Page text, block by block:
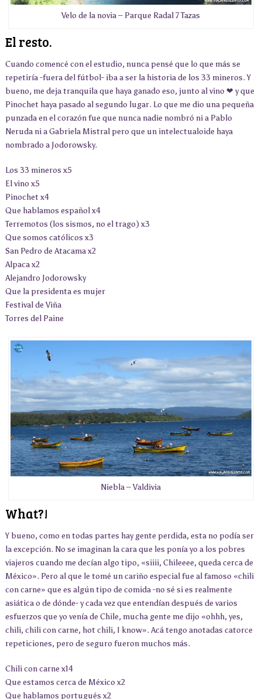
Velo de la novia – Parque Radal 7 Tazas
El resto.
Cuando comencé con el estudio, nunca pensé que lo que más se
repetiría -fuera del fútbol- iba a ser la historia de los 33 mineros. Y
bueno, me deja tranquila que haya ganado eso, junto al vino ❤ y que
Pinochet haya pasado al segundo lugar. Lo que me dio una pequeña
punzada en el corazón fue que nunca nadie nombró ni a Pablo
Neruda ni a Gabriela Mistral pero que un intelectualoide haya
nombrado a Jodorowsky.
Los 33 mineros x5
El vino x5
Pinochet x4
Que hablamos español x4
Terremotos (los sismos, no el trago) x3
Que somos católicos x3
San Pedro de Atacama x2
Alpaca x2
Alejandro Jodorowsky
Que la presidenta es mujer
Festival de Viña
Torres del Paine
Niebla – Valdivia
What?!
Y bueno, como en todas partes hay gente perdida, esta no podía ser
la excepción. No se imaginan la cara que les ponía yo a los pobres
viajeros cuando me decían algo tipo, «siiii, Chileeee, queda cerca de
México». Pero al que le tomé un cariño especial fue al famoso «chili
con carne» que es algún tipo de comida -no sé si es realmente
asiática o de dónde- y cada vez que entendían después de varios
esfuerzos que yo venía de Chile, mucha gente me dijo «ohhh, yes,
chili, chili con carne, hot chili, I know». Acá tengo anotadas catorce
repeticiones, pero de seguro fueron muchos más.
Chili con carne x14
Que estamos cerca de México x2
Que hablamos portugués x2